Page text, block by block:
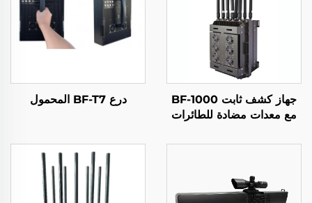
جهاز كشف ثابت BF-1000
مع معدات مضادة للطائرات
درع BF-T7 المحمول